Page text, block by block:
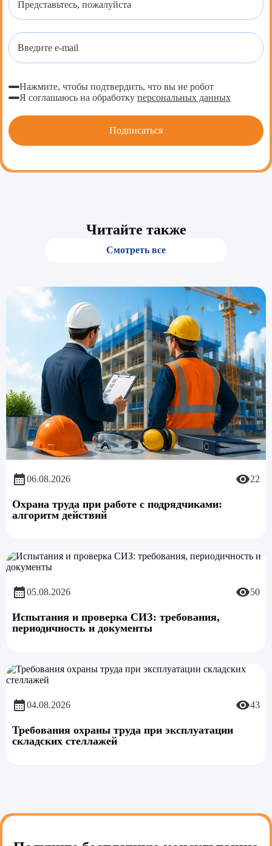
Нажмите, чтобы подтвердить, что вы не робот
Я соглашаюсь на обработку персональных данных
Читайте также
Смотреть все
06.08.2026 22
Охрана труда при работе с подрядчиками:
алгоритм действий
05.08.2026 50
Испытания и проверка СИЗ: требования,
периодичность и документы
04.08.2026 43
Требования охраны труда при эксплуатации
складских стеллажей